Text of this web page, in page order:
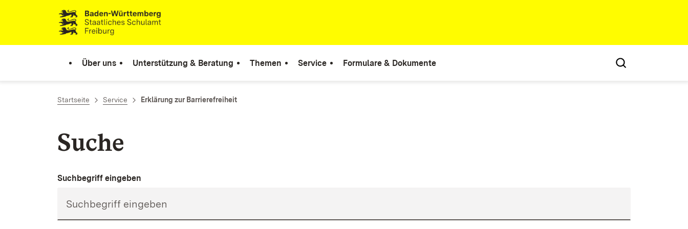
Zum Inhalt springen
Link zur Startseite
Über uns Unterstützung & Beratung Themen Service Formulare & Dokumente
Startseite Service Erklärung zur Barrierefreiheit
Suche
Suchbegriff eingeben